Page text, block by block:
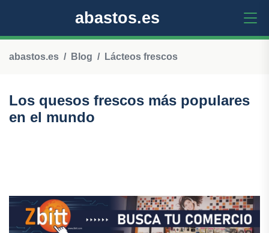
abastos.es
abastos.es Blog Lácteos frescos
Los quesos frescos más populares
en el mundo